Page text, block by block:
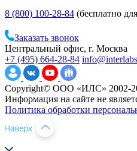
8 (800) 100-28-84 (бесплатно
Заказать звонок
Центральный офис, г. Москва
+7 (495) 664-28-84
Copyright© ООО «ИЛС» 2002-
Информация на сайте не
Политика обработки